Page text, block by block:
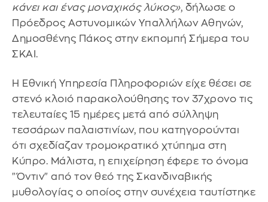
κάνει και ένας μοναχικός λύκος», δήλωσε ο
Πρόεδρος Αστυνομικών Υπαλλήλων Αθηνών,
Δημοσθένης Πάκος στην εκπομπή Σήμερα του
ΣΚΑΙ.
Η Εθνική Υπηρεσία Πληροφοριών είχε θέσει σε
στενό κλοιό παρακολούθησης τον 37χρονο τις
τελευταίες 15 ημέρες μετά από σύλληψη
τεσσάρων παλαιστινίων, που κατηγορούνται
ότι σχεδίαζαν τρομοκρατικό χτύπημα στη
Κύπρο. Μάλιστα, η επιχείρηση έφερε το όνομα
"Όντιν" από τον θεό της Σκανδιναβικής
μυθολογίας ο οποίος στην συνέχεια ταυτίστηκε